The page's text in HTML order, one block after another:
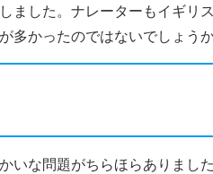
ました。ナレーターもイギリ
多かったのではないでしょうか
いな問題がちらほらありまし